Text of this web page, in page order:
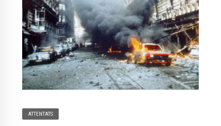
ATTENTATS